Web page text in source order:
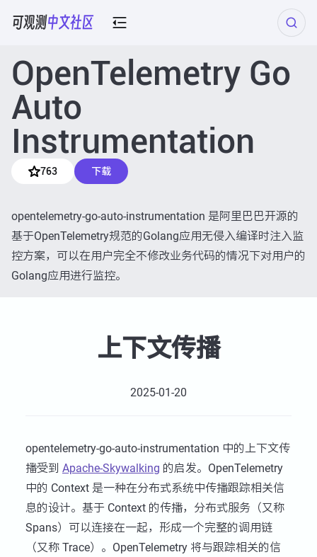
OpenTelemetry Go
Auto
Instrumentation
763 下载
opentelemetry-go-auto-instrumentation 是阿里巴巴开源的
基于OpenTelemetry规范的Golang应用无侵入编译时注入监
控方案，可以在用户完全不修改业务代码的情况下对用户的
Golang应用进行监控。
上下文传播
2025-01-20
opentelemetry-go-auto-instrumentation 中的上下文传
播受到 Apache-Skywalking 的启发。OpenTelemetry
中的 Context 是一种在分布式系统中传播跟踪相关信
息的设计。基于 Context 的传播，分布式服务（又称
Spans）可以连接在一起，形成一个完整的调用链
（又称 Trace）。OpenTelemetry 将与跟踪相关的信